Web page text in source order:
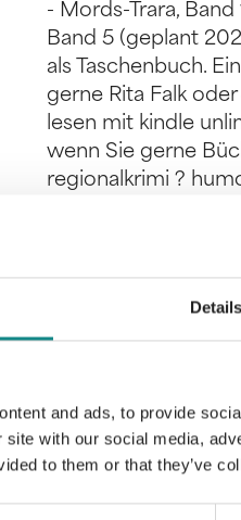
Details
and ads, to provide
site with our social media,
to them or that they’ve
- Mords-Trara,
Band 5 (geplant
als Taschenbuch.
gerne Rita Falk
lesen mit kindle
wenn Sie gerne
regionalkrimi ?
krimi ?
adventure ? cosy
PDF